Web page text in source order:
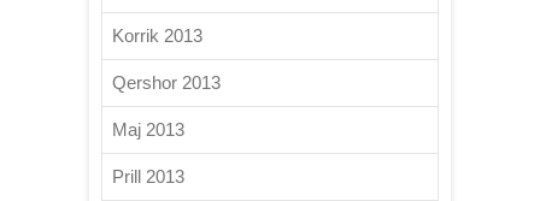
Korrik 2013
Qershor 2013
Maj 2013
Prill 2013